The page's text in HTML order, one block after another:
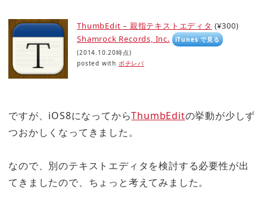
ThumbEdit – 親指テキストエディタ (¥300)
Shamrock Records, Inc.
iTunes で見る
(2014.10.20時点)
posted with ポチレバ
ですが、iOS8になってからThumbEditの挙動が少しず
つおかしくなってきました。
なので、別のテキストエディタを検討する必要性が出
てきましたので、ちょっと考えてみました。